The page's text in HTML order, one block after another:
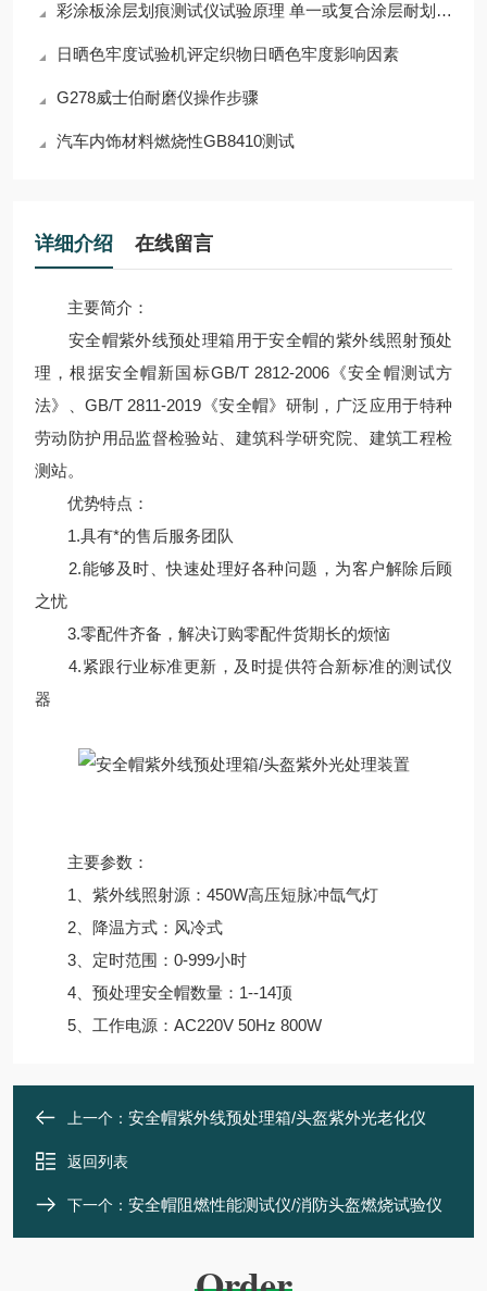
彩涂板涂层划痕测试仪试验原理 单一或复合涂层耐划伤性能
日晒色牢度试验机评定织物日晒色牢度影响因素
G278威士伯耐磨仪操作步骤
汽车内饰材料燃烧性GB8410测试
详细介绍 在线留言
主要简介：
安全帽紫外线预处理箱用于安全帽的紫外线照射预处
理，根据安全帽新国标GB/T 2812-2006《安全帽测试方
法》、GB/T 2811-2019《安全帽》研制，广泛应用于特种
劳动防护用品监督检验站、建筑科学研究院、建筑工程检
测站。
优势特点：
1.具有*的售后服务团队
2.能够及时、快速处理好各种问题，为客户解除后顾
之忧
3.零配件齐备，解决订购零配件货期长的烦恼
4.紧跟行业标准更新，及时提供符合新标准的测试仪
器
主要参数：
1、紫外线照射源：450W高压短脉冲氙气灯
2、降温方式：风冷式
3、定时范围：0-999小时
4、预处理安全帽数量：1--14顶
5、工作电源：AC220V 50Hz 800W
上一个： 安全帽紫外线预处理箱/头盔紫外光老化仪
返回列表
下一个： 安全帽阻燃性能测试仪/消防头盔燃烧试验仪